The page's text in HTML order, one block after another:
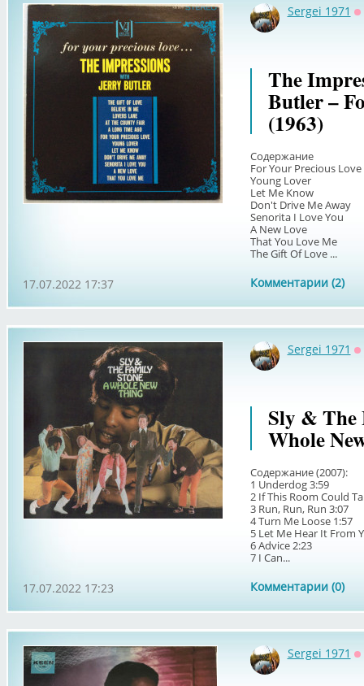
Sergei 1971
The
Butler –
(1963)
Содержание
For Your Precious Love
Young Lover
Let Me Know
Don't Drive Me Away
Senorita I Love You
A New Love
That You Love Me
The Gift Of Love ...
Комментарии (2)
17.07.2022 17:37
Sergei 1971
Sly & The
Whole
Содержание (2007):
1 Underdog 3:59
2 If This Room Could
3 Run, Run, Run 3:07
4 Turn Me Loose 1:57
5 Let Me Hear It From
6 Advice 2:23
7 I Can...
Комментарии (0)
17.07.2022 17:23
Sergei 1971